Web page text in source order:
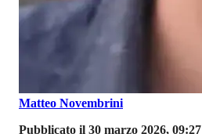
Matteo Novembrini
Pubblicato il 30 marzo 2026, 09:27